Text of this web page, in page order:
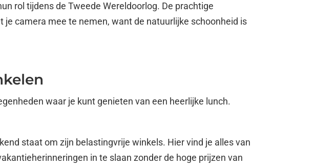
rol tijdens de Tweede Wereldoorlog. De prachtige
camera mee te nemen, want de natuurlijke schoonheid is
waar je kunt genieten van een heerlijke lunch.
staat om zijn belastingvrije winkels. Hier vind je alles van
in te slaan zonder de hoge prijzen van